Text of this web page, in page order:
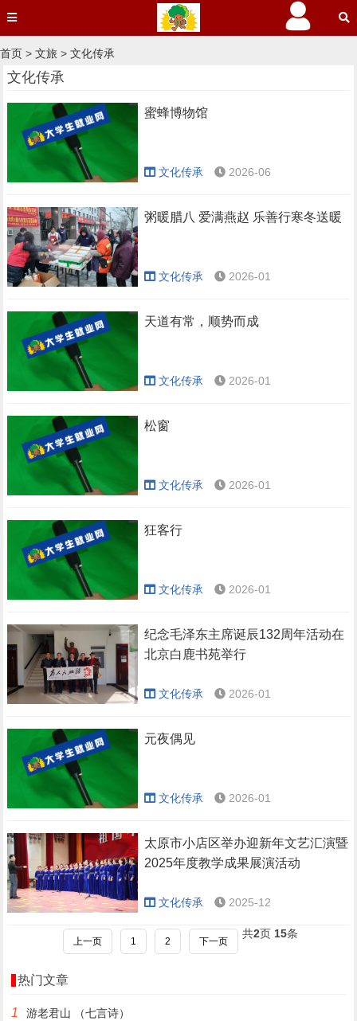
首页 > 文旅 > 文化传承
文化传承
蜜蜂博物馆
文化传承 2026-06
粥暖腊八 爱满燕赵 乐善行寒冬送暖
文化传承 2026-01
天道有常，顺势而成
文化传承 2026-01
松窗
文化传承 2026-01
狂客行
文化传承 2026-01
纪念毛泽东主席诞辰132周年活动在
北京白鹿书苑举行
文化传承 2026-01
元夜偶见
文化传承 2026-01
太原市小店区举办迎新年文艺汇演暨
2025年度教学成果展演活动
文化传承 2025-12
上一页 1 2 下一页
共2页 15条
热门文章
1 游老君山 （七言诗）